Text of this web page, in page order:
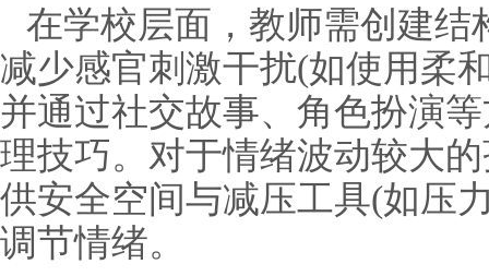
在学校层面，教师需创建
减少感官刺激干扰(如使用柔
并通过社交故事、角色扮演
理技巧。对于情绪波动较大
供安全空间与减压工具(如压
调节情绪。